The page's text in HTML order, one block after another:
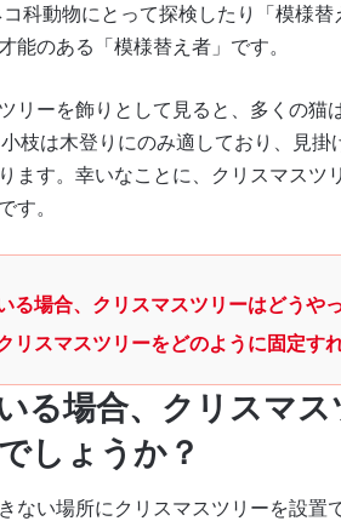
科動物にとって探検したり「模様替
能のある「模様替え者」です。
リーを飾りとして見ると、多くの猫
小枝は木登りにのみ適しており、見
ます。幸いなことに、クリスマス
す。
る場合、クリスマスツリーはどうや
リスマスツリーをどのように固定す
る場合、クリスマ
しょうか？
ない場所にクリスマスツリーを設